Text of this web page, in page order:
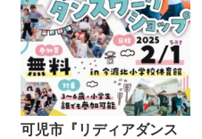
可児市『リディアダンス